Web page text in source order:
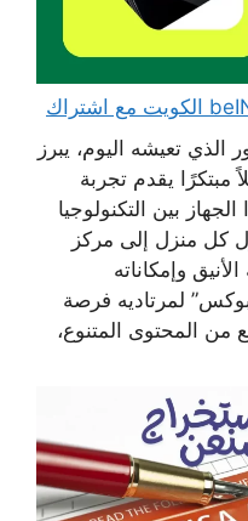
الذي تعيشه اليوم، يبرز
يقدم تجربة
بين التكنولوجيا
كل منزل إلى مركز
وإمكاناته
لمرتاديه فرصة
من المحتوى المتنوع،